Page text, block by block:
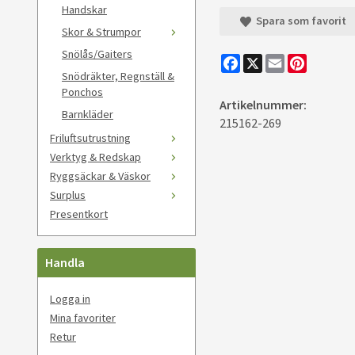
Handskar
Skor & Strumpor
Snölås/Gaiters
Snödräkter, Regnställ &
Ponchos
Barnkläder
Friluftsutrustning
Verktyg & Redskap
Ryggsäckar & Väskor
Surplus
Presentkort
Handla
Logga in
Mina favoriter
Retur
Spara som favorit
Facebook
X Email
Artikelnummer:
215162-269